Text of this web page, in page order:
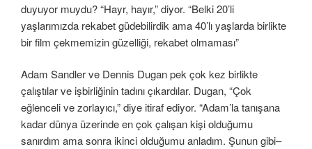
duyuyor muydu? “Hayr, hayır,” diyor. “Belki 20’li
yaşlarımızda rekabet güdebilirdik ama 40’lı yaşlarda birlikte
bir film çekmemizin güzelliği, rekabet olmaması”
Adam Sandler ve Dennis Dugan pek çok kez birlikte
çalıştılar ve işbirliğinin tadını çıkardılar. Dugan, “Çok
eğlenceli ve zorlayıcı,” diye itiraf ediyor. “Adam’la tanışana
kadar dünya üzerinde en çok çalışan kişi olduğumu
sanırdım ama sonra ikinci olduğumu anladım. Şunun gibi–